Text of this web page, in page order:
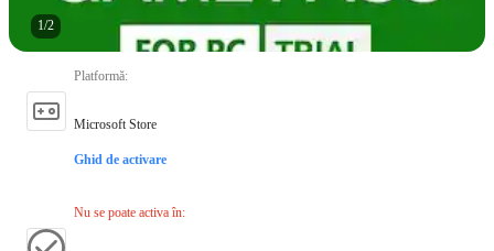
1/2
Platformă:
Microsoft Store
Ghid de activare
Nu se poate activa în: